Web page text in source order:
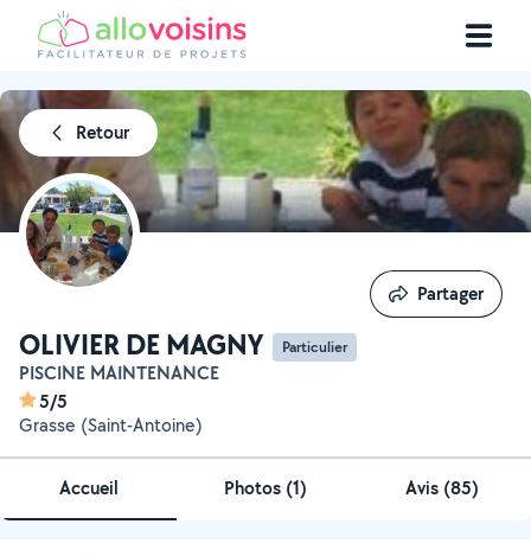
Retour
OLIVIER DE MAGNY Particulier
PISCINE MAINTENANCE
5/5
Grasse (Saint-Antoine)
Partager
Partager
Accueil Photos (1) Avis (85)